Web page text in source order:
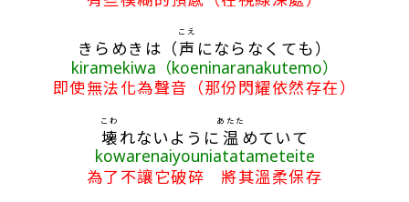
きらめきは（声
こえ
にならなくても）
kiramekiwa（koeninaranakutemo）
即使無法化為聲音（那份閃耀依然存在）
壊
こわ
れないように 温
あたた
めていて
kowarenaiyouniatatameteite
為了不讓它破碎 將其溫柔保存